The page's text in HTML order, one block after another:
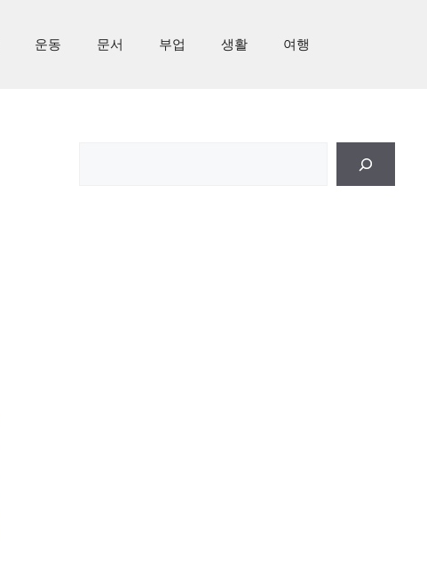
운동 문서 부업 생활 여행